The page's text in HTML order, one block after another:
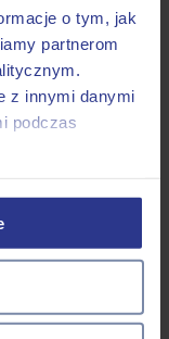
o tym, jak
partnerom
z innymi danymi
podczas